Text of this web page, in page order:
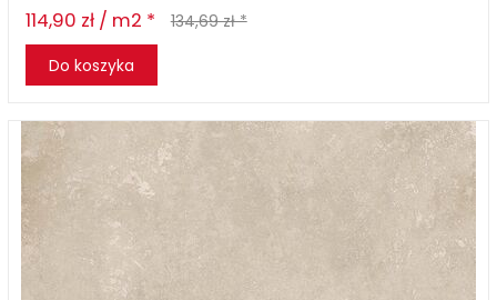
114,90 zł / m2 *
134,69 zł *
Do koszyka